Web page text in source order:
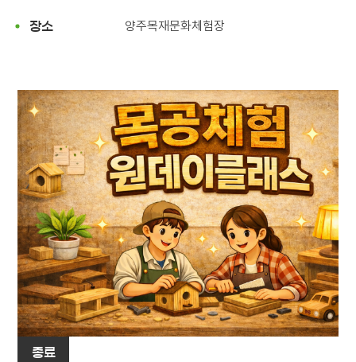
장소 양주목재문화체험장
종료